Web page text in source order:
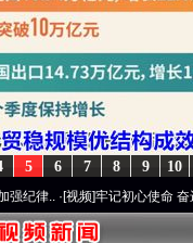
10
9
8
7
6
5
·[视频]牢记初心使命 奋进复兴